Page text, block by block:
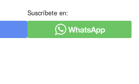
Suscríbete en: